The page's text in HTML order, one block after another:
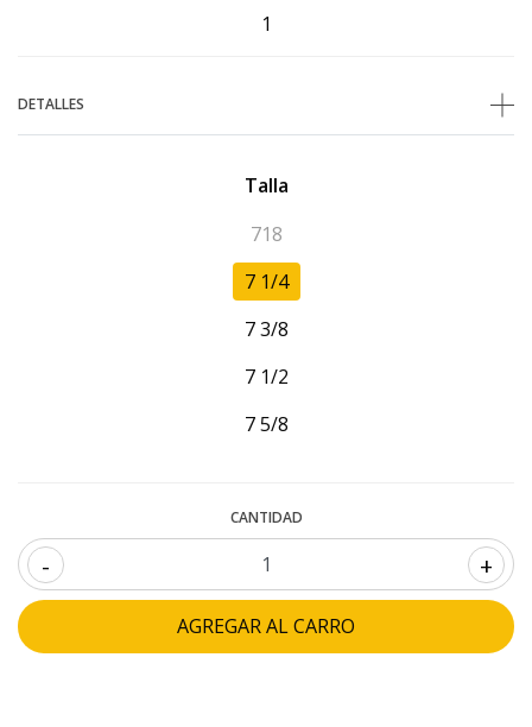
1
DETALLES
Talla
718
7 1/4
7 3/8
7 1/2
7 5/8
CANTIDAD
- +